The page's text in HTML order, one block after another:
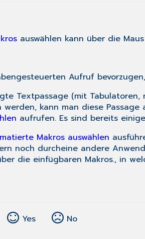
auswählen kann über die Maus
Aufruf
Textpassage (mit
kann man diese Passage
aufrufen. Es sind bereits
Makros auswählen
noch durcheine andere
die einfügbaren Makros., in
Yes No